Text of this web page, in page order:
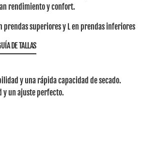
rendimiento y confort.
prendas superiores y L en prendas inferiores
y una rápida capacidad de secado.
y un ajuste perfecto.
DE TALLAS